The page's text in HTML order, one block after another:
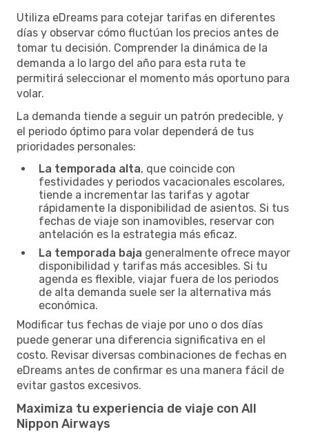
Utiliza eDreams para cotejar tarifas en diferentes
días y observar cómo fluctúan los precios antes de
tomar tu decisión. Comprender la dinámica de la
demanda a lo largo del año para esta ruta te
permitirá seleccionar el momento más oportuno para
volar.
La demanda tiende a seguir un patrón predecible, y
el periodo óptimo para volar dependerá de tus
prioridades personales:
La temporada alta, que coincide con
festividades y periodos vacacionales escolares,
tiende a incrementar las tarifas y agotar
rápidamente la disponibilidad de asientos. Si tus
fechas de viaje son inamovibles, reservar con
antelación es la estrategia más eficaz.
La temporada baja generalmente ofrece mayor
disponibilidad y tarifas más accesibles. Si tu
agenda es flexible, viajar fuera de los periodos
de alta demanda suele ser la alternativa más
económica.
Modificar tus fechas de viaje por uno o dos días
puede generar una diferencia significativa en el
costo. Revisar diversas combinaciones de fechas en
eDreams antes de confirmar es una manera fácil de
evitar gastos excesivos.
Maximiza tu experiencia de viaje con All
Nippon Airways